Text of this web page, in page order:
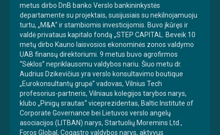
metus dirbo DnB banko Verslo bankininkystės
departamente su projektais, susijusiais su nekilnojamuoju
turtu, „M&A“ ir stambiomis investicijomis. Buvo įkūręs ir
valdė privataus kapitalo fondą „STEP CAPITAL. Beveik 10
metų dirbo Kauno laisvosios ekonominės zonos valdymo
UAB finansų direktoriumi. 9 metus buvo agrofirmos
“Sėklos” nepriklausomu valdybos nariu. Šiuo metu dr.
Audrius Dzikevičius yra verslo konsultavimo boutique
„Eurokonsultantų grupė“ vadovas, Vilnius Tech
profesorius-partneris, Vilniaus kolegijos tarybos narys,
klubo „Pinigų srautas“ viceprezidentas, Baltic Institute of
Corporate Governance bei Lietuvos verslo angelų
asociacijos (LITBAN) narys, Startuolių Moremins Ltd.,
Foros Global, Cogastro valdybos narys, aktyvus